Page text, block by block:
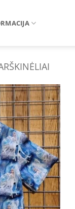
Add to
wishlist